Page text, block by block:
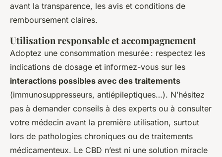
avant la transparence, les avis et conditions de
remboursement claires.
Utilisation responsable et accompagnement
Adoptez une consommation mesurée : respectez les
indications de dosage et informez-vous sur les
interactions possibles avec des traitements
(immunosuppresseurs, antiépileptiques…). N’hésitez
pas à demander conseils à des experts ou à consulter
votre médecin avant la première utilisation, surtout
lors de pathologies chroniques ou de traitements
médicamenteux. Le CBD n’est ni une solution miracle